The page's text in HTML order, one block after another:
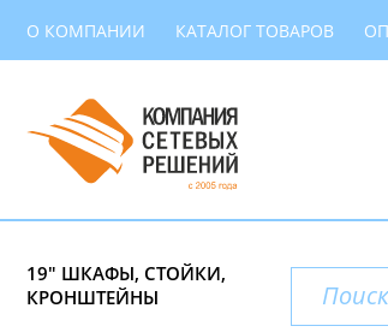
О КОМПАНИИ КАТАЛОГ ТОВАРОВ
19" ШКАФЫ, СТОЙКИ,
КРОНШТЕЙНЫ